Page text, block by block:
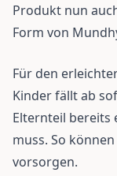
Produkt nun
Form von
Für den
Kinder fällt ab
Elternteil bereits
muss. So
vorsorgen.